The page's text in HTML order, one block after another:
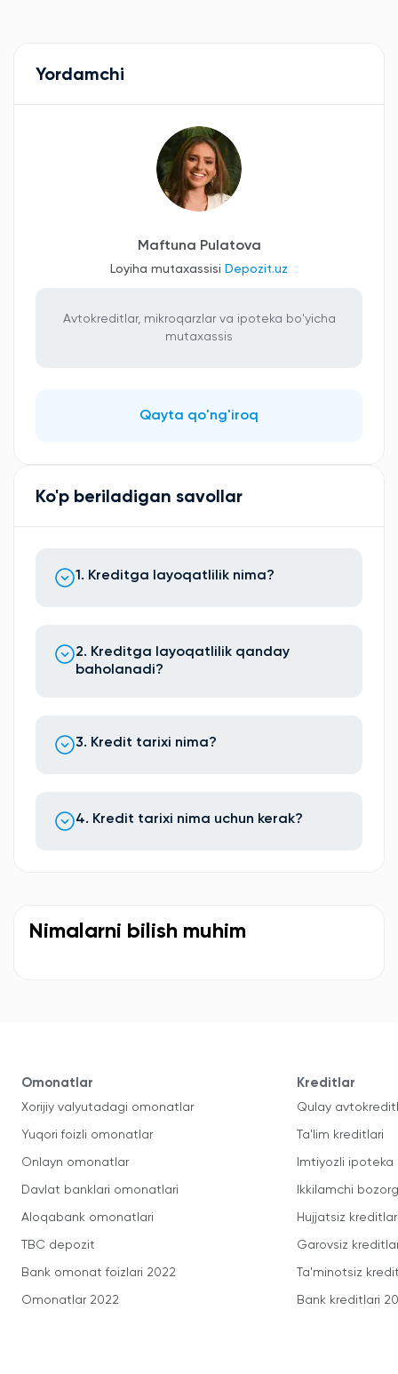
Yordamchi
Maftuna Pulatova
Loyiha mutaxassisi Depozit.uz
Avtokreditlar, mikroqarzlar va ipoteka bo'yicha
mutaxassis
Qayta qo'ng'iroq
Ko'p beriladigan savollar
1. Kreditga layoqatlilik nima?
2. Kreditga layoqatlilik qanday
baholanadi?
3. Kredit tarixi nima?
4. Kredit tarixi nima uchun kerak?
Nimalarni bilish muhim
Omonatlar
Xorijiy valyutadagi omonatlar
Yuqori foizli omonatlar
Onlayn omonatlar
Davlat banklari omonatlari
Aloqabank omonatlari
TBC depozit
Bank omonat foizlari 2022
Omonatlar 2022
Kreditlar
Qulay
Ta'lim kreditlari
Imtiyozli ipoteka
Ikkilamchi
Hujjatsiz kreditlar
Garovsiz
Ta'minotsiz
Bank kreditlari